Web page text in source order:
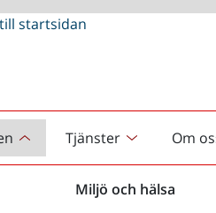
Tjänster Om
Miljö och hälsa